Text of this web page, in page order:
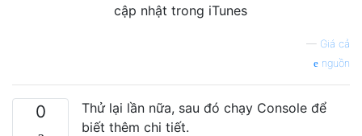
cập nhật trong iTunes
— Giá cả
nguồn
0
Thử lại lần nữa, sau đó chạy Console để
biết thêm chi tiết.